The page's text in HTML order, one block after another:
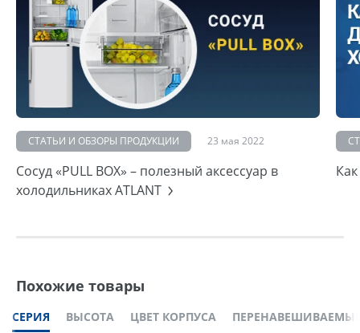
СТАТЬИ И ОБЗОРЫ ПРОДУКЦИИ 23 мая 2022
Сосуд «PULL BOX» – полезный аксессуар в
холодильниках ATLANT
Похожие товары
СЕРИЯ ВЫСОТА ЦВЕТ КОРПУСА